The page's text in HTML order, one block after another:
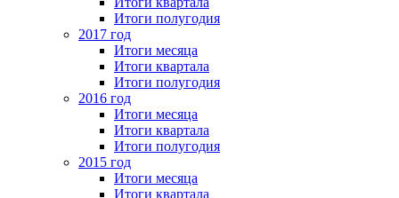
Итоги полугодия
2017 год
Итоги месяца
Итоги квартала
Итоги полугодия
2016 год
Итоги месяца
Итоги квартала
Итоги полугодия
2015 год
Итоги месяца
Итоги квартала